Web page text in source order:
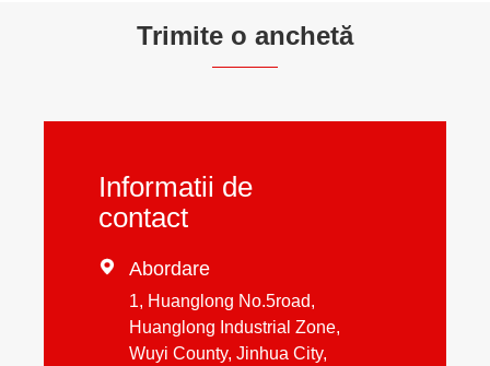
Trimite o anchetă
Informatii de
contact
 Abordare
1, Huanglong No.5road,
Huanglong Industrial Zone,
Wuyi County, Jinhua City,